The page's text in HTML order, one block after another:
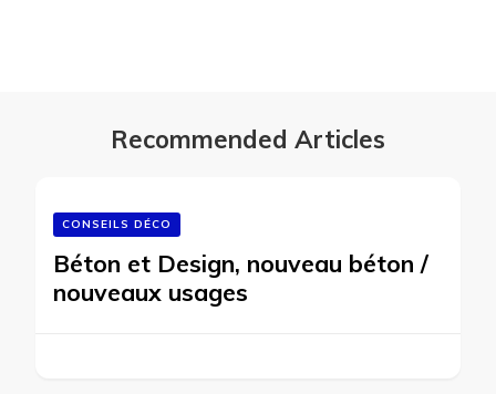
Recommended Articles
CONSEILS DÉCO
Béton et Design, nouveau béton /
nouveaux usages